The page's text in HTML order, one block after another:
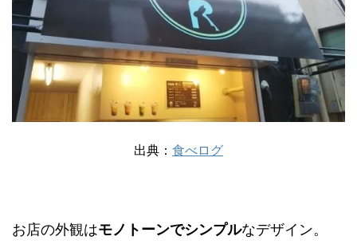
出典： 食べログ
お店の外観はモノトーンでシンプルなデザイン。